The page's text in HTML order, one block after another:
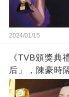
2024/01/15
《TVB頒獎典
后」，陳豪時